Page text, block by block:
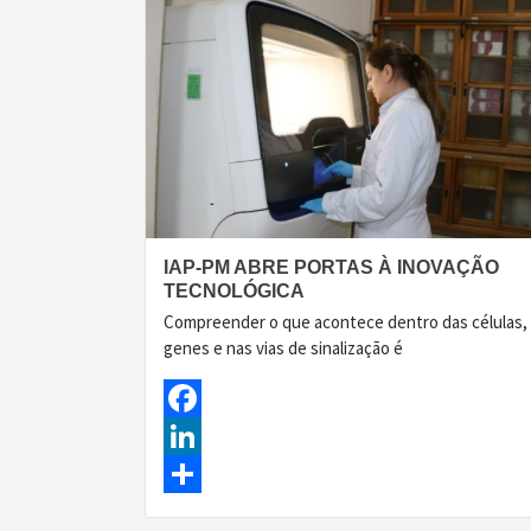
IAP-PM ABRE PORTAS À INOVAÇÃO
TECNOLÓGICA
Compreender o que acontece dentro das
genes e nas vias de sinalização é
Facebook
LinkedIn
Share